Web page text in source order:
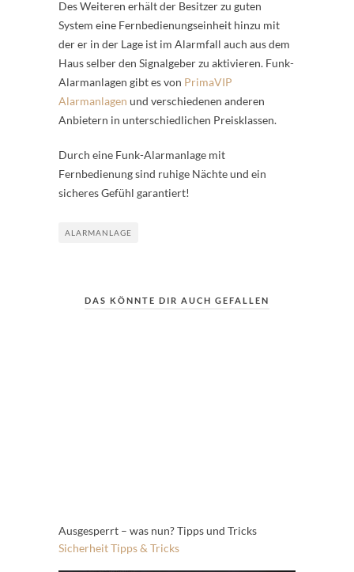
Des Weiteren erhält der Besitzer zu guten
System eine Fernbedienungseinheit hinzu mit
der er in der Lage ist im Alarmfall auch aus dem
Haus selber den Signalgeber zu aktivieren. Funk-
Alarmanlagen gibt es von PrimaVIP
Alarmanlagen und verschiedenen anderen
Anbietern in unterschiedlichen Preisklassen.
Durch eine Funk-Alarmanlage mit
Fernbedienung sind ruhige Nächte und ein
sicheres Gefühl garantiert!
ALARMANLAGE
DAS KÖNNTE DIR AUCH GEFALLEN
Ausgesperrt – was nun? Tipps und Tricks
SicherheitTipps & Tricks